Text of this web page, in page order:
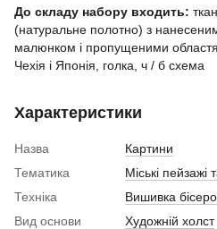
До складу набору входить:
(натуральне полотно) з
малюнком і пропущеними
Чехія і Японія, голка, ч / б схема
Характеристики
Назва
Картини
Тематика
Міські пейзажі
Техніка
Вишивка
Вид основи
Художній холст